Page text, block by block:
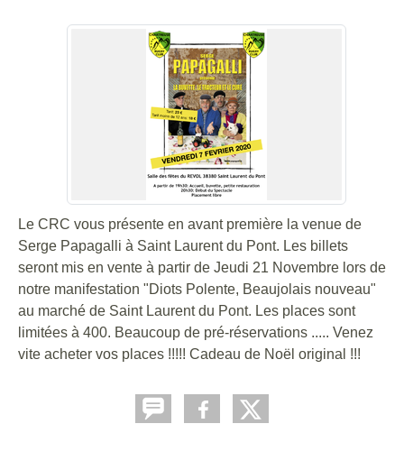
Le CRC vous présente en avant première la venue de
Serge Papagalli à Saint Laurent du Pont. Les billets
seront mis en vente à partir de Jeudi 21 Novembre lors de
notre manifestation "Diots Polente, Beaujolais nouveau"
au marché de Saint Laurent du Pont. Les places sont
limitées à 400. Beaucoup de pré-réservations ..... Venez
vite acheter vos places !!!!! Cadeau de Noël original !!!